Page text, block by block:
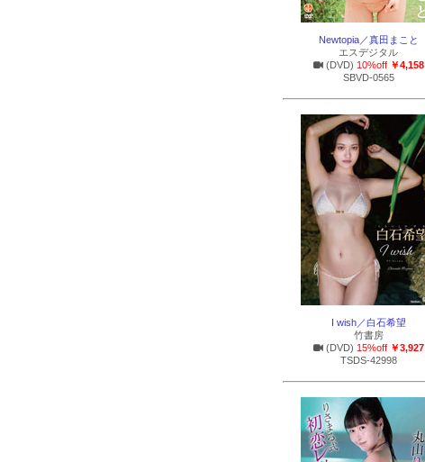
Newtopia／真田まこと
エスデジタル
(DVD) 10%off ￥4,158
SBVD-0565
I wish／白石希望
竹書房
(DVD) 15%off ￥3,927
TSDS-42998